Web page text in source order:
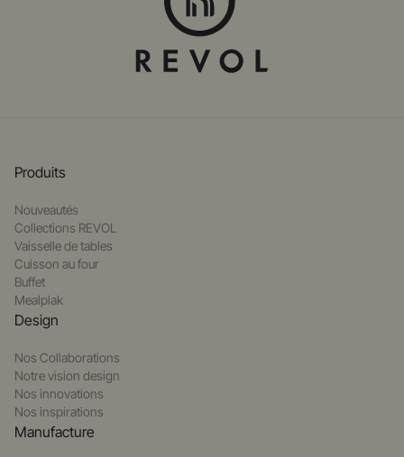
Produits
Nouveautés
Collections REVOL
Vaisselle de tables
Cuisson au four
Buffet
Mealplak
Design
Nos Collaborations
Notre vision design
Nos innovations
Nos inspirations
Manufacture